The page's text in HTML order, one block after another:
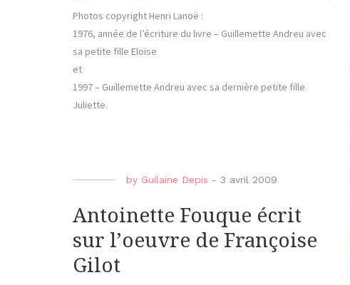
Photos copyright Henri Lanoë :
1976, année de l’écriture du livre – Guillemette Andreu avec
sa petite fille Eloïse
et
1997 – Guillemette Andreu avec sa dernière petite fille
Juliette.
by Guilaine Depis - 3 avril 2009
Antoinette Fouque écrit
sur l’oeuvre de Françoise
Gilot